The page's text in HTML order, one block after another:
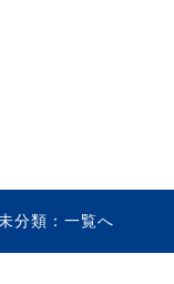
分類